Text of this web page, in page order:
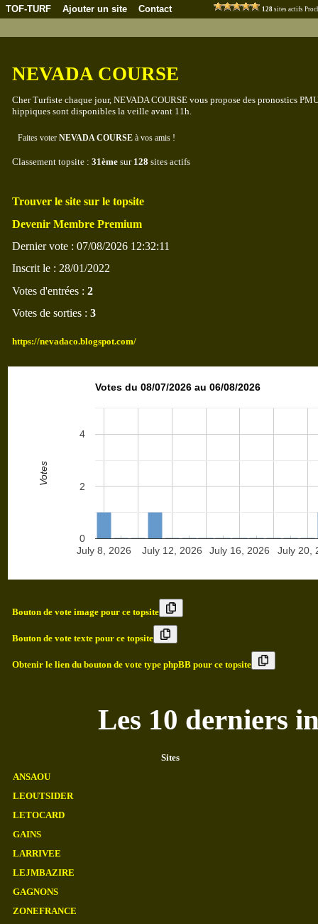
TOF-TURF Ajouter un site Contact 128 sites actifs
NEVADA COURSE
Cher Turfiste chaque jour, NEVADA COURSE vous propose des pronostics
hippiques sont disponibles la veille avant 11h.
Faites voter NEVADA COURSE à vos amis !
Classement topsite : 31ème sur 128 sites actifs
Trouver le site sur le topsite
Devenir Membre Premium
Dernier vote : 07/08/2026 12:32:11
Inscrit le : 28/01/2022
Votes d'entrées : 2
Votes de sorties : 3
https://nevadaco.blogspot.com/
Votes du 08/07/2026 au 06/08/2026
July 8, 2026 July 12, 2026 July 16, 2026 July 20,
0
2
4
Votes
Bouton de vote image pour ce topsite
Bouton de vote texte pour ce topsite
Obtenir le lien du bouton de vote type phpBB pour ce topsite
Les 10 derniers
Sites
ANSAOU
LEOUTSIDER
LETOCARD
GAINS
LARRIVEE
LEJMBAZIRE
GAGNONS
ZONEFRANCE